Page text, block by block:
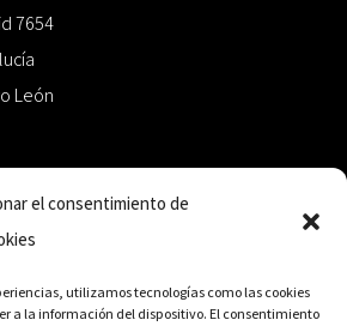
el consentimiento de
utilizamos tecnologías como las cookies
a la información del dispositivo. El consentimiento
7654
León